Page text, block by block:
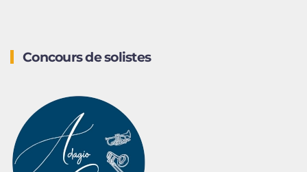
Concours de solistes